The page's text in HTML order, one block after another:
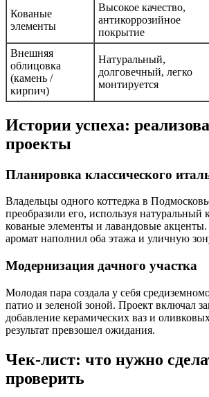
Кованые
элементы
Высокое качество,
антикоррозийное
покрытие
Внешняя
облицовка
(камень /
кирпич)
Натуральный,
долговечный, легко
монтируется
Истории успеха:
проекты
Планировка классического
Владельцы одного коттеджа в
преобразили его, используя натуральный
кованые элементы и лавандовые
аромат наполнил оба этажа и уличную
Модернизация дачного участка
Молодая пара создала у себя
патио и зеленой зоной. Проект включал
добавление керамических ваз и
результат превзошел ожидания.
Чек-лист: что нужно
проверить